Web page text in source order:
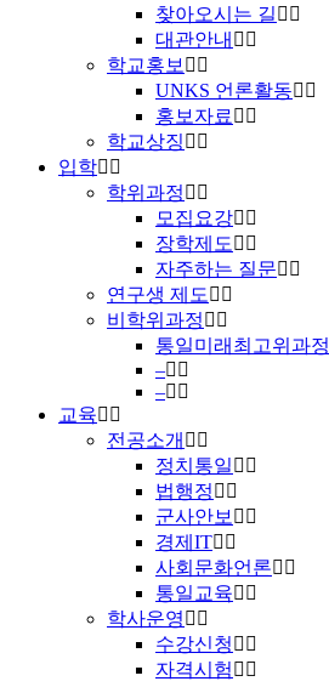
찾아오시는 길
대관안내
학교홍보
UNKS 언론활동
홍보자료
학교상징
입학
학위과정
모집요강
장학제도
자주하는 질문
연구생 제도
비학위과정
통일미래최고위과정
–
–
교육
전공소개
정치통일
법행정
군사안보
경제IT
사회문화언론
통일교육
학사운영
수강신청
자격시험